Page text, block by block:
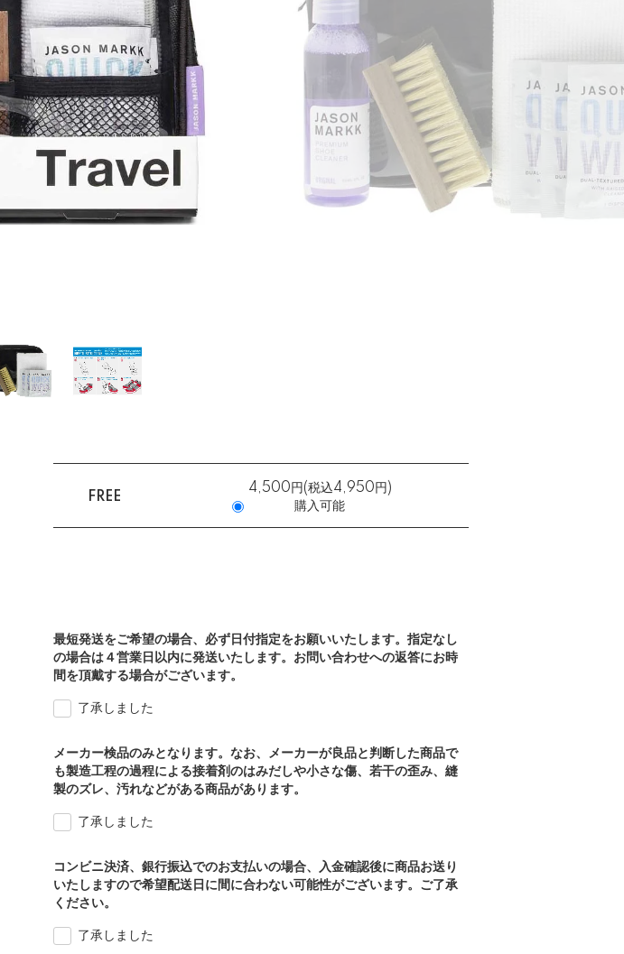
FREE
4,500円(税込4,950円)
購入可能
最短発送をご希望の場合、必ず日付指定をお願いいたします。指定なし
の場合は４営業日以内に発送いたします。お問い合わせへの返答にお時
間を頂戴する場合がございます。
了承しました
メーカー検品のみとなります。なお、メーカーが良品と判断した商品で
も製造工程の過程による接着剤のはみだしや小さな傷、若干の歪み、縫
製のズレ、汚れなどがある商品があります。
了承しました
コンビニ決済、銀行振込でのお支払いの場合、入金確認後に商品お送り
いたしますので希望配送日に間に合わない可能性がございます。ご了承
ください。
了承しました